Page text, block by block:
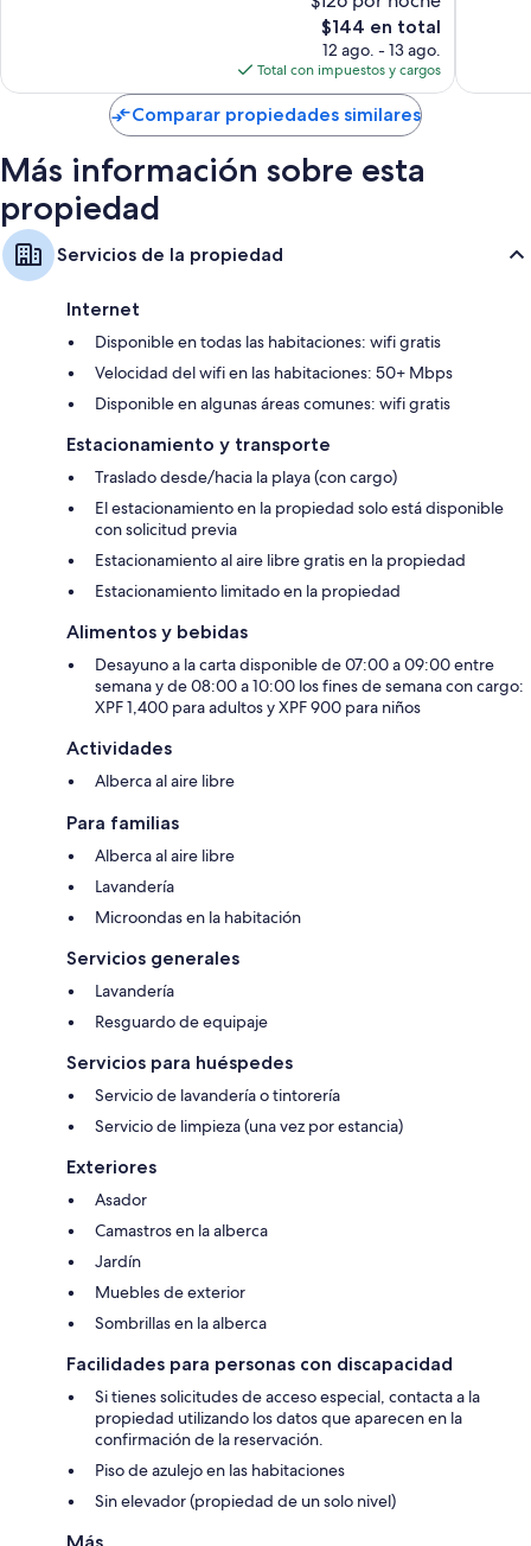
El
precio
actual
es
de
$144
$144 en total
12 ago. - 13 ago.
Total con impuestos y cargos
Comparar propiedades similares
Más información sobre esta
propiedad
Servicios de la propiedad
Internet
Disponible en todas las habitaciones: wifi gratis
Velocidad del wifi en las habitaciones: 50+ Mbps
Disponible en algunas áreas comunes: wifi gratis
Estacionamiento y transporte
Traslado desde/hacia la playa (con cargo)
El estacionamiento en la propiedad solo está disponible
con solicitud previa
Estacionamiento al aire libre gratis en la propiedad
Estacionamiento limitado en la propiedad
Alimentos y bebidas
Desayuno a la carta disponible de 07:00 a 09:00 entre
semana y de 08:00 a 10:00 los fines de semana con cargo:
XPF 1,400 para adultos y XPF 900 para niños
Actividades
Alberca al aire libre
Para familias
Alberca al aire libre
Lavandería
Microondas en la habitación
Servicios generales
Lavandería
Resguardo de equipaje
Servicios para huéspedes
Servicio de lavandería o tintorería
Servicio de limpieza (una vez por estancia)
Exteriores
Asador
Camastros en la alberca
Jardín
Muebles de exterior
Sombrillas en la alberca
Facilidades para personas con discapacidad
Si tienes solicitudes de acceso especial, contacta a la
propiedad utilizando los datos que aparecen en la
confirmación de la reservación.
Piso de azulejo en las habitaciones
Sin elevador (propiedad de un solo nivel)